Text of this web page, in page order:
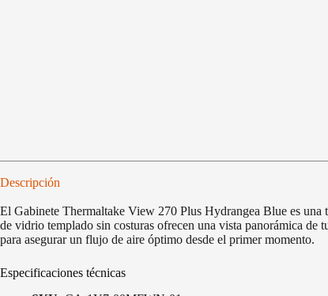
Descripción
El Gabinete Thermaltake View 270 Plus Hydrangea Blue es
de vidrio templado sin costuras ofrecen una vista panorámica de
para asegurar un flujo de aire óptimo desde el primer momento.
Especificaciones técnicas